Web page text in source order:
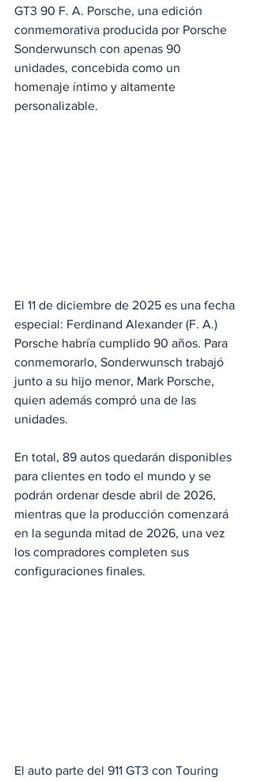
GT3 90 F. A. Porsche, una edición
conmemorativa producida por Porsche
Sonderwunsch con apenas 90
unidades, concebida como un
homenaje íntimo y altamente
personalizable.
El 11 de diciembre de 2025 es una fecha
especial: Ferdinand Alexander (F. A.)
Porsche habría cumplido 90 años. Para
conmemorarlo, Sonderwunsch trabajó
junto a su hijo menor, Mark Porsche,
quien además compró una de las
unidades.
En total, 89 autos quedarán disponibles
para clientes en todo el mundo y se
podrán ordenar desde abril de 2026,
mientras que la producción comenzará
en la segunda mitad de 2026, una vez
los compradores completen sus
configuraciones finales.
El auto parte del 911 GT3 con Touring